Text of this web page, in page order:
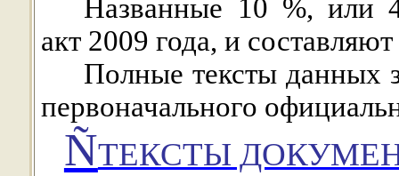
Названные 10 %, или
акт 2009 года, и
Полные тексты данных
первоначального
ÑТЕКСТЫ